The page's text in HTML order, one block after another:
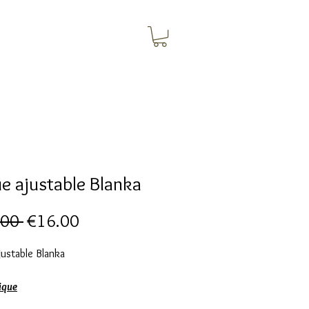
ajustable Blanka
Regular
€16.00
Blanka